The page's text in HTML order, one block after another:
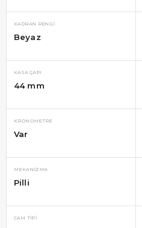
KADRAN RENGI
Beyaz
KASA ÇAPI
44 mm
KRONOMETRE
Var
MEKANIZMA
Pilli
CAM TIPI